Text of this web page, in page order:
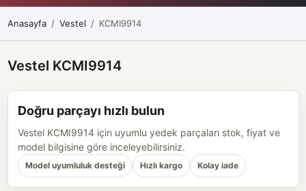
Anasayfa Vestel KCMI9914
Vestel KCMI9914
Doğru parçayı hızlı bulun
Vestel KCMI9914 için uyumlu yedek parçaları stok, fiyat ve
model bilgisine göre inceleyebilirsiniz.
Model uyumluluk desteği Hızlı kargo Kolay iade